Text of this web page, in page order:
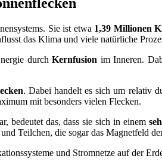
Sie ist etwa 1,39 Millionen
das Klima und viele natürliche
durchKernfusion im Inneren.
. Dabei handelt es sich um relativ
mit besonders vielen Flecken.
bedeutet das, dass sie sich in einem
Teilchen, die sogar das Magnetfeld
und Stromnetze auf der